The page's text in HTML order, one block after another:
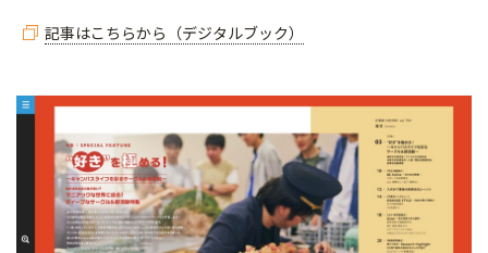
記事はこちらから（デジタルブック）